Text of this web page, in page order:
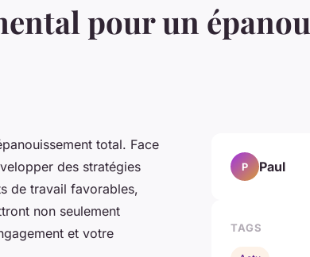
pour un
total. Face
des stratégies
de travail favorables,
non seulement
et votre
P Paul
TAGS